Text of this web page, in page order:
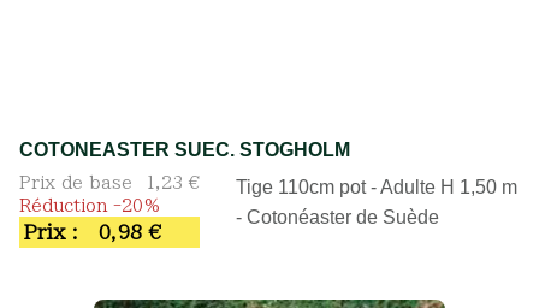
COTONEASTER SUEC. STOGHOLM
Prix de base
1,23 €
Réduction -20%
Prix : 0,98 €
Tige 110cm pot - Adulte H 1,50 m
- Cotonéaster de Suède